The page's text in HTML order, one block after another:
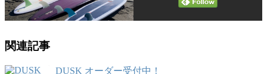
関連記事
DUSK オーダー受付中！